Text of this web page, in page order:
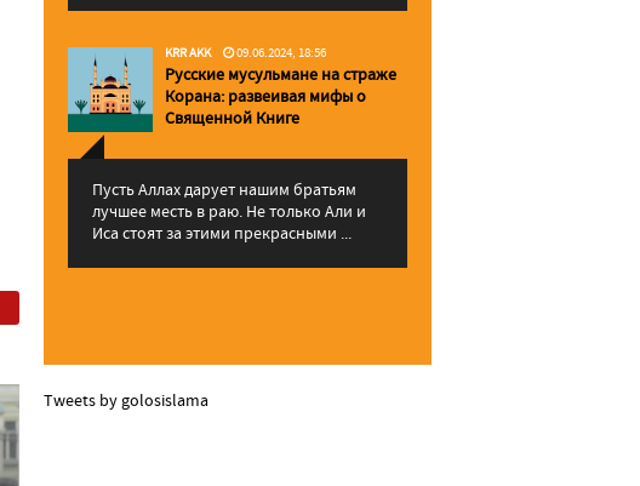
KRR AKK 09.06.2024, 18:56
Русские мусульмане на страже
Корана: pазвеивая мифы о
Священной Книге
Пусть Аллах дарует нашим братьям
лучшее месть в раю. Не только Али и
Иса стоят за этими прекрасными ...
Tweets by golosislama